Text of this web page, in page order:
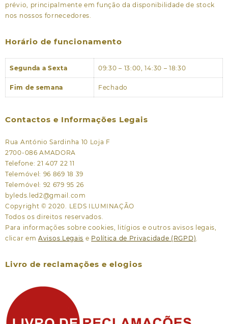
prévio, principalmente em função da disponibilidade de stock
nos nossos fornecedores.
Horário de funcionamento
Segunda a Sexta 09:30 – 13:00, 14:30 – 18:30
Fim de semana Fechado
Contactos e Informações Legais
Rua António Sardinha 10 Loja F
2700-086 AMADORA
Telefone: 21 407 22 11
Telemóvel: 96 869 18 39
Telemóvel: 92 679 95 26
byleds.led2@gmail.com
Copyright © 2020. LEDS ILUMINAÇÃO
Todos os direitos reservados.
Para informações sobre cookies, litígios e outros avisos legais,
clicar em Avisos Legais e Política de Privacidade (RGPD)
Livro de reclamações e elogios